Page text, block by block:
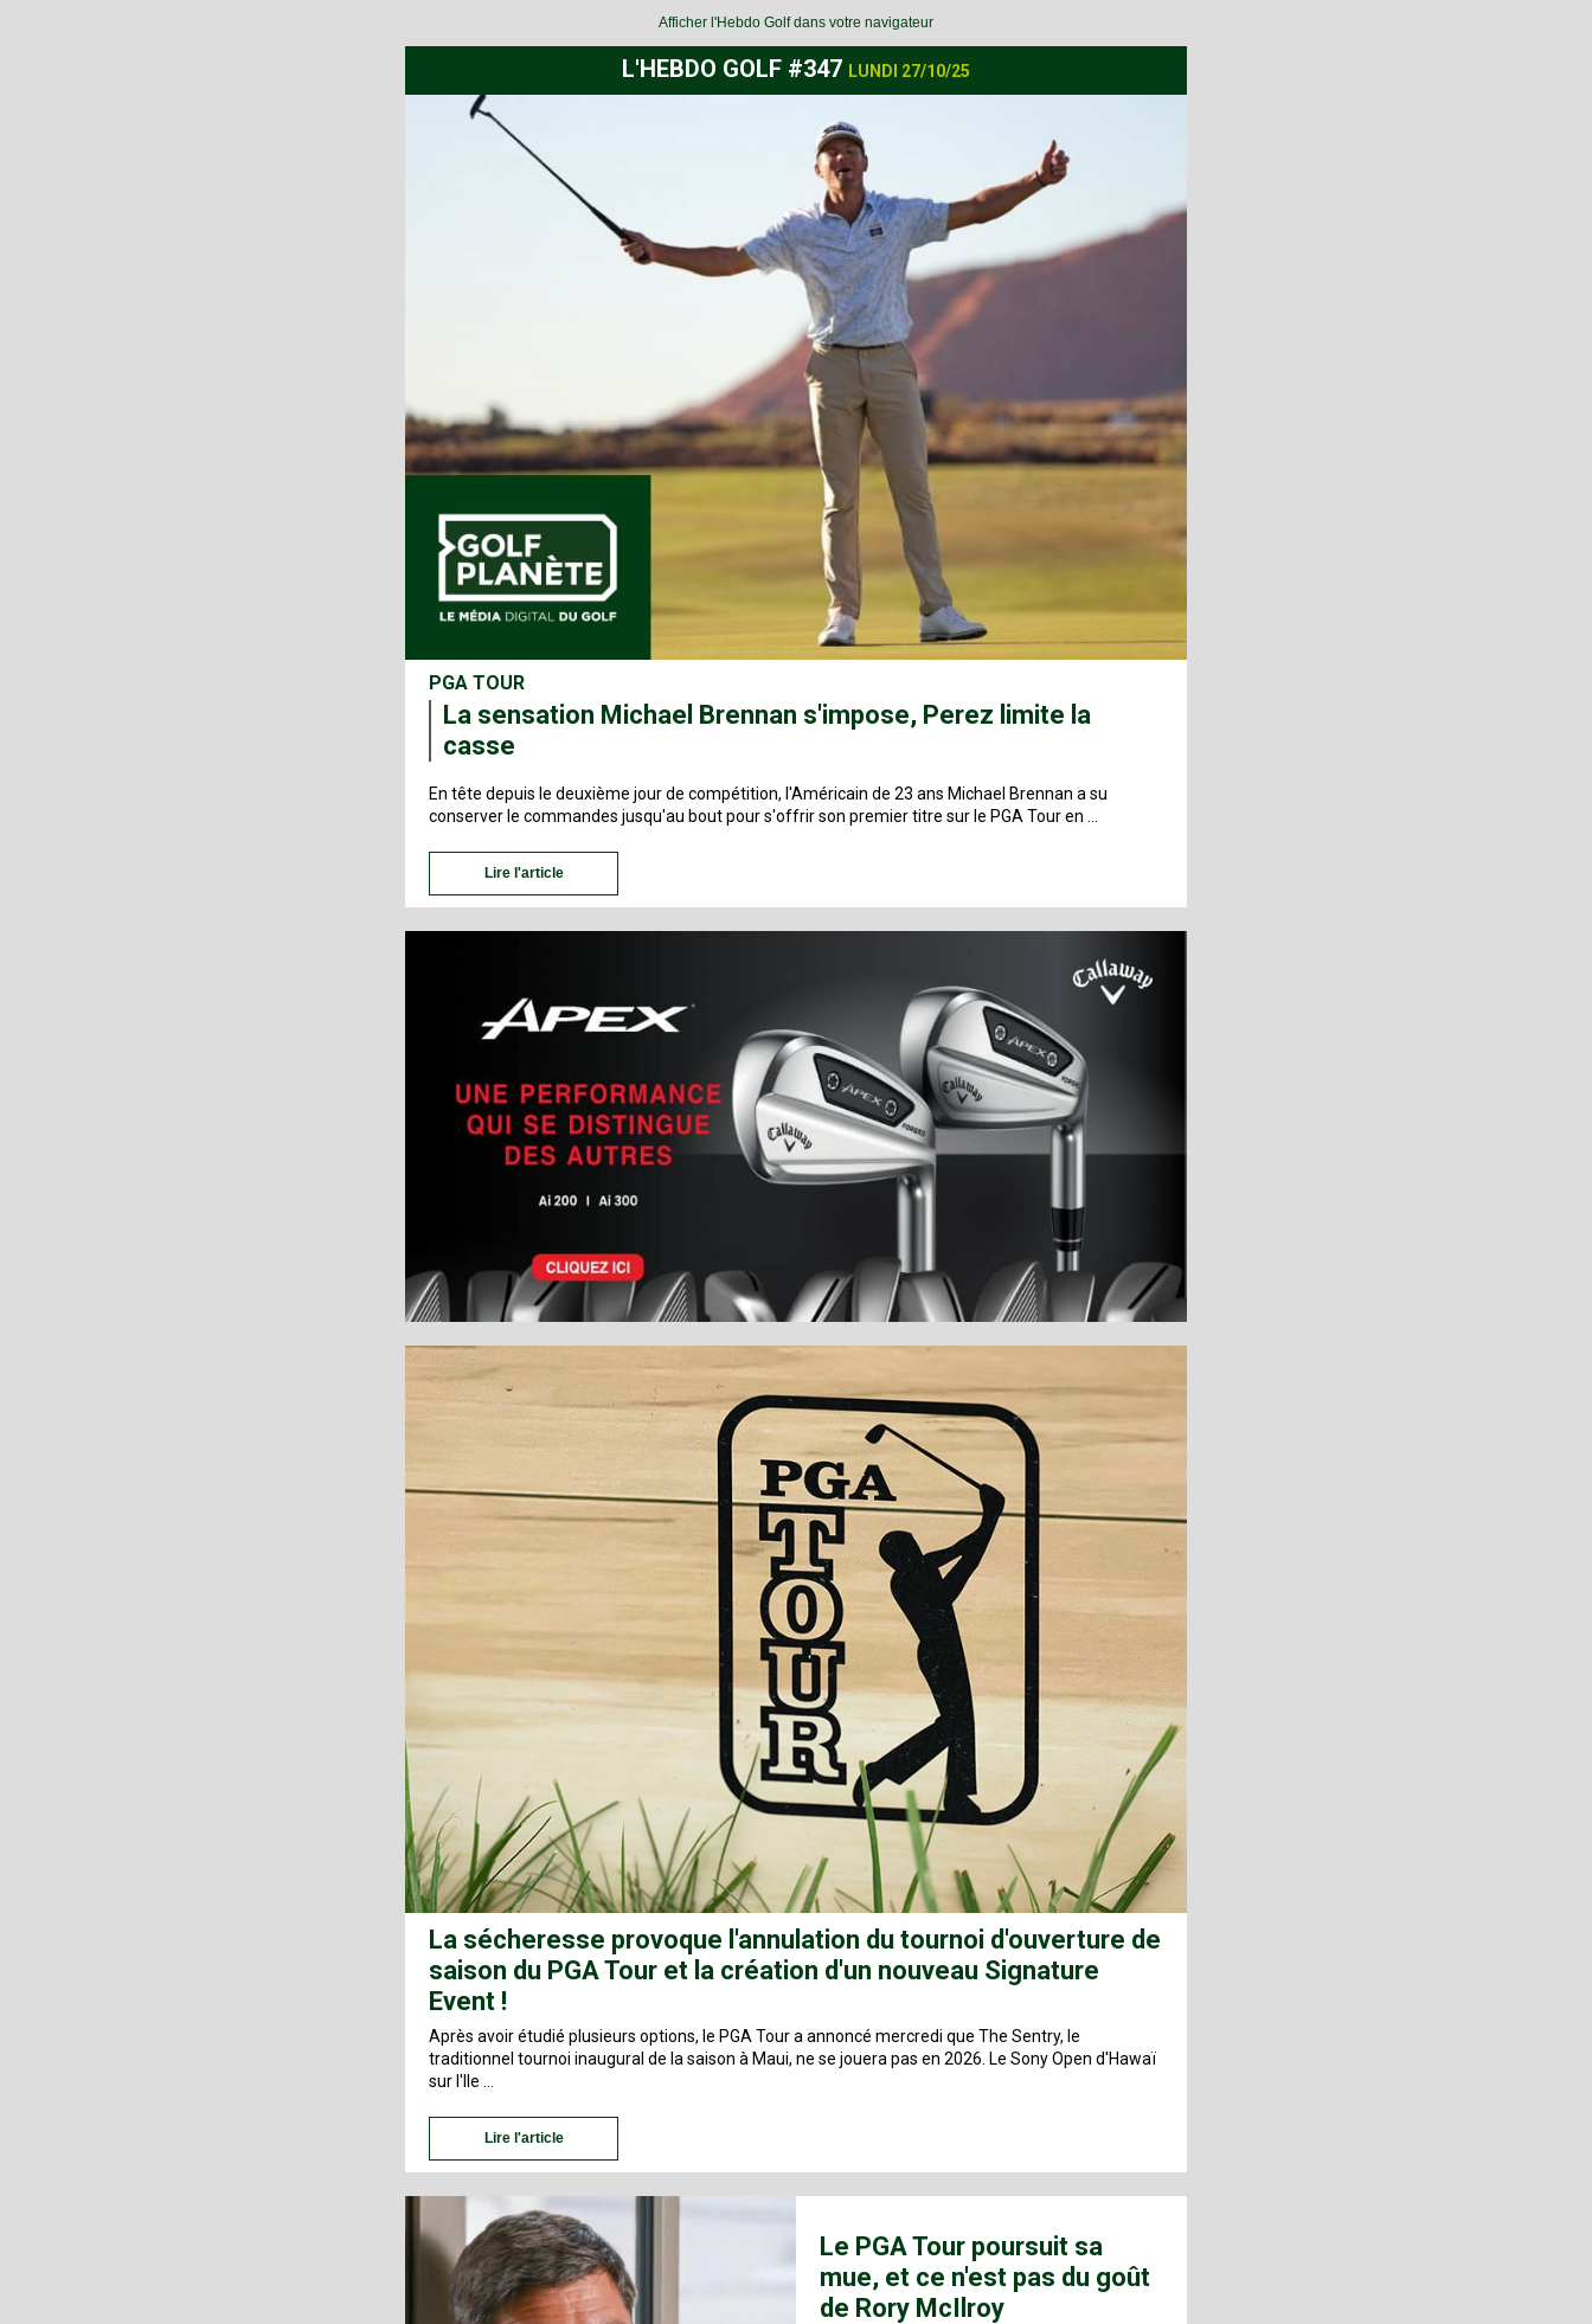
Afficher l'Hebdo Golf dans votre navigateur
L'HEBDO GOLF #347 LUNDI 27/10/25
PGA TOUR
La sensation Michael Brennan s'impose, Perez limite la
casse
En tête depuis le deuxième jour de compétition, l'Américain de 23 ans Michael Brennan a su
conserver le commandes jusqu'au bout pour s'offrir son premier titre sur le PGA Tour en …
Lire l'article
La sécheresse provoque l'annulation du tournoi d'ouverture de
saison du PGA Tour et la création d'un nouveau Signature
Event !
Après avoir étudié plusieurs options, le PGA Tour a annoncé mercredi que The Sentry, le
traditionnel tournoi inaugural de la saison à Maui, ne se jouera pas en 2026. Le Sony Open d'Hawaï
sur l'Ile …
Lire l'article
Le PGA Tour poursuit sa
mue, et ce n'est pas du goût
de Rory McIlroy